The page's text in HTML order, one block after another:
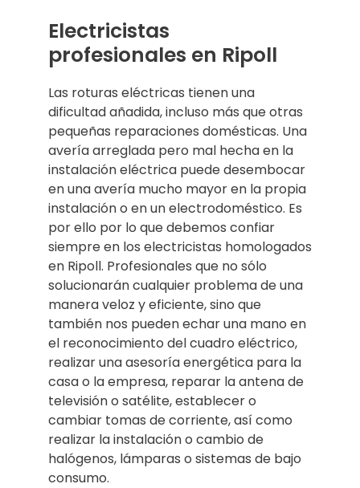
Electricistas
profesionales en Ripoll
Las roturas eléctricas tienen una
dificultad añadida, incluso más que otras
pequeñas reparaciones domésticas. Una
avería arreglada pero mal hecha en la
instalación eléctrica puede desembocar
en una avería mucho mayor en la propia
instalación o en un electrodoméstico. Es
por ello por lo que debemos confiar
siempre en los electricistas homologados
en Ripoll. Profesionales que no sólo
solucionarán cualquier problema de una
manera veloz y eficiente, sino que
también nos pueden echar una mano en
el reconocimiento del cuadro eléctrico,
realizar una asesoría energética para la
casa o la empresa, reparar la antena de
televisión o satélite, establecer o
cambiar tomas de corriente, así como
realizar la instalación o cambio de
halógenos, lámparas o sistemas de bajo
consumo.